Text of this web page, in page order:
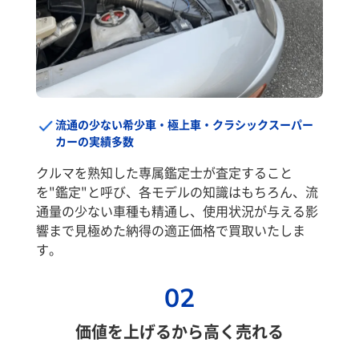
流通の少ない希少車・極上車・クラシックスーパー
カーの実績多数
クルマを熟知した専属鑑定士が査定すること
を"鑑定"と呼び、各モデルの知識はもちろん、流
通量の少ない車種も精通し、使用状況が与える影
響まで見極めた納得の適正価格で買取いたしま
す。
02
価値を上げるから高く売れる